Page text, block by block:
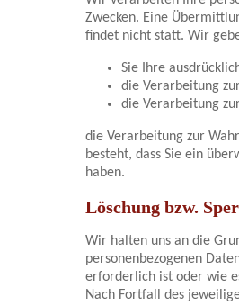
Zwecken. Eine
findet nicht statt. Wir
Sie Ihre
die Verarbeitung
die Verarbeitung
die Verarbeitung zur
besteht, dass Sie ein
haben.
Löschung bzw.
Wir halten uns an die
personenbezogenen
erforderlich ist oder wie
Nach Fortfall des